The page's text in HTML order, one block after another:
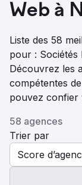
Web à
Liste des 58
pour : Sociétés
Découvrez les
compétentes
pouvez confier
58 agences
Trier par
Score